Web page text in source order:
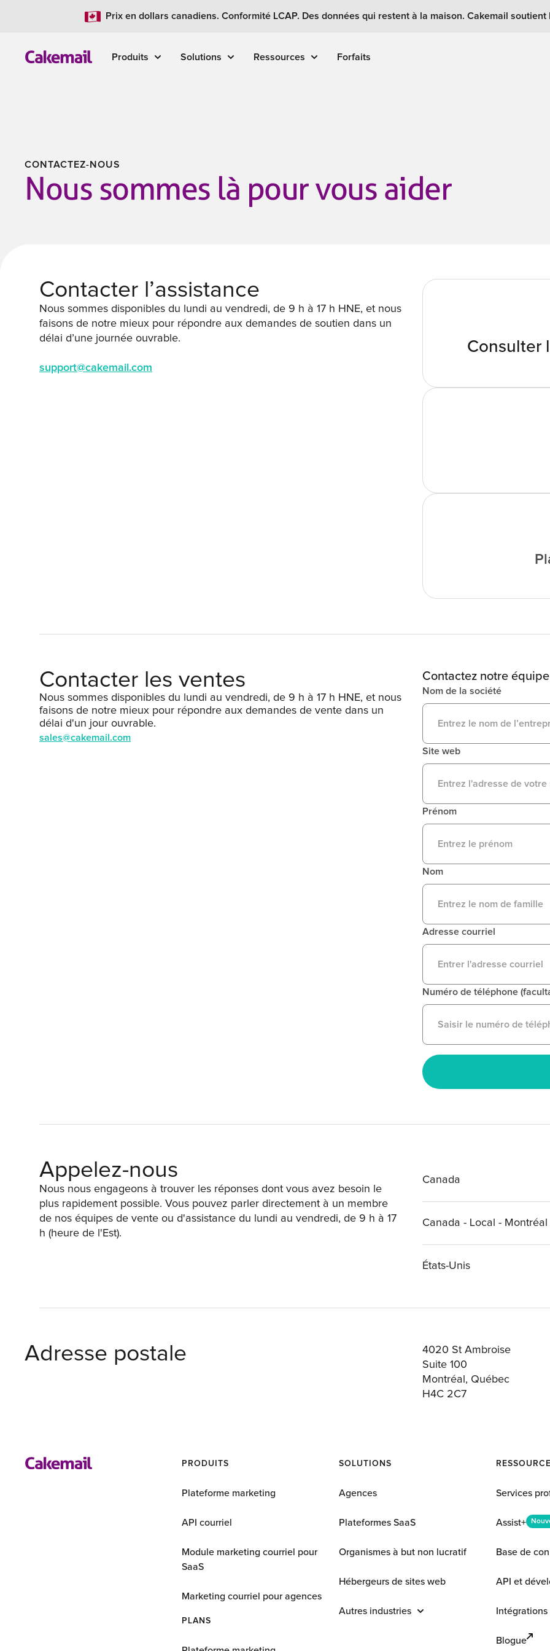
Prix en dollars canadiens. Conformité LCAP. Des données qui restent à la maison. Cakemail
Produits Solutions Ressources Forfaits
CONTACTEZ-NOUS
Nous sommes là pour vous aider
Contacter l’assistance
Nous sommes disponibles du lundi au vendredi, de 9 h à 17 h HNE, et nous
faisons de notre mieux pour répondre aux demandes de soutien dans un
délai d’une journée ouvrable.
support@cakemail.com
Consulter
Contacter les ventes
Nous sommes disponibles du lundi au vendredi, de 9 h à 17 h HNE, et nous
faisons de notre mieux pour répondre aux demandes de vente dans un
délai d'un jour ouvrable.
sales@cakemail.com
Contactez notre
Nom de la société
Site web
Prénom
Nom
Adresse courriel
Numéro de téléphone
Appelez-nous
Nous nous engageons à trouver les réponses dont vous avez besoin le
plus rapidement possible. Vous pouvez parler directement à un membre
de nos équipes de vente ou d'assistance du lundi au vendredi, de 9 h à 17
h (heure de l'Est).
Canada
Canada - Local - Montréal
États-Unis
Adresse postale
4020 St Ambroise
Suite 100
Montréal, Québec
H4C 2C7
PRODUITS
Plateforme marketing
API courriel
Module marketing courriel pour
SaaS
Marketing courriel pour agences
PLANS
SOLUTIONS
Agences
Plateformes SaaS
Organismes à but non lucratif
Hébergeurs de sites web
Autres industries
Services
Assist+
Base de
API et
Intégrations
Blogue